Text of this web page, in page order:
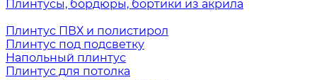
Плинтусы, бордюры, бортики из акрила
Плинтус ПВХ и полистирол
Плинтус под подсветку
Напольный плинтус
Плинтус для потолка